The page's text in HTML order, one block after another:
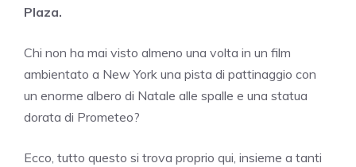
Plaza.
Chi non ha mai visto almeno una volta in un film
ambientato a New York una pista di pattinaggio con
un enorme albero di Natale alle spalle e una statua
dorata di Prometeo?
Ecco, tutto questo si trova proprio qui, insieme a tanti